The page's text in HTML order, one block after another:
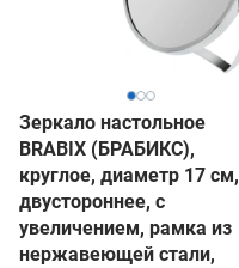
Зеркало настольное
BRABIX (БРАБИКС),
круглое, диаметр 17 см,
двустороннее, с
увеличением, рамка из
нержавеющей стали,